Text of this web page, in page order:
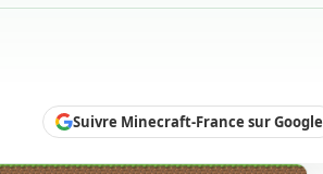
Suivre Minecraft-France sur Google